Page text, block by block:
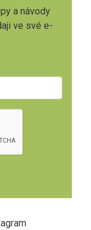
a návody
ve své e-